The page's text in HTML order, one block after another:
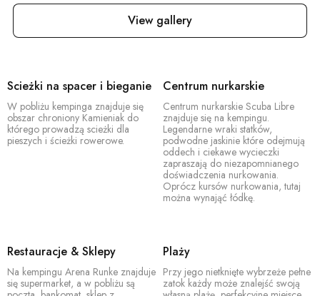
View gallery
Scieżki na spacer i bieganie
W pobliżu kempinga znajduje się
obszar chroniony Kamieniak do
którego prowadzą scieżki dla
pieszych i ścieżki rowerowe.
Centrum nurkarskie
Centrum nurkarskie Scuba Libre
znajduje się na kempingu.
Legendarne wraki statków,
podwodne jaskinie które odejmują
oddech i ciekawe wycieczki
zapraszają do niezapomnianego
doświadczenia nurkowania.
Oprócz kursów nurkowania, tutaj
można wynająć łódkę.
Restauracje & Sklepy
Na kempingu Arena Runke znajduje
się supermarket, a w pobliżu są
Plaży
Przy jego nietknięte wybrzeże pełne
zatok każdy może znalejść swoją